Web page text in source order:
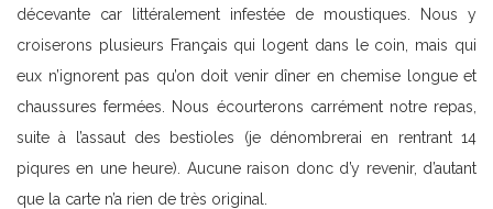
décevante car littéralement infestée de moustiques. Nous y
croiserons plusieurs Français qui logent dans le coin, mais qui
eux n’ignorent pas qu’on doit venir dîner en chemise longue et
chaussures fermées. Nous écourterons carrément notre repas,
suite à l’assaut des bestioles (je dénombrerai en rentrant 14
piqures en une heure). Aucune raison donc d’y revenir, d’autant
que la carte n’a rien de très original.